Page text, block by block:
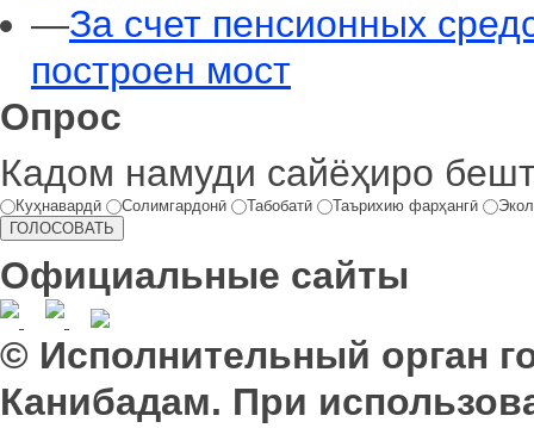
—За счет пенсионных
построен мост
Опрос
Кадом намуди сайёҳиро
Куҳнавардӣ Солимгардонӣ Табобатӣ Таърихию фарҳангӣ
Официальные сайты
© Исполнительный орган
Канибадам. При